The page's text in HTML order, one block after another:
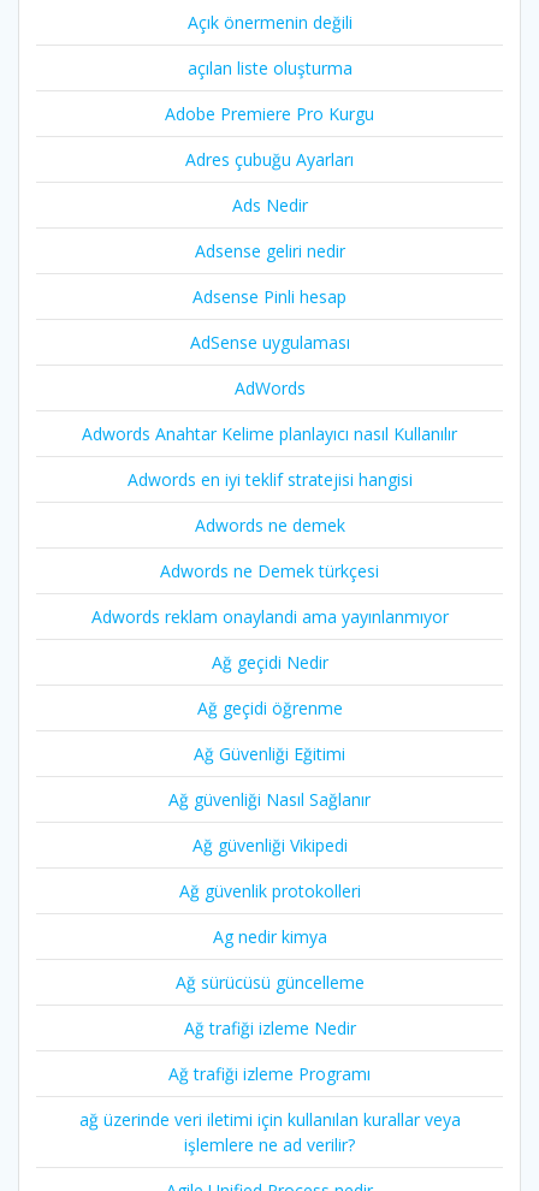
Açık önermenin değili
açılan liste oluşturma
Adobe Premiere Pro Kurgu
Adres çubuğu Ayarları
Ads Nedir
Adsense geliri nedir
Adsense Pinli hesap
AdSense uygulaması
AdWords
Adwords Anahtar Kelime planlayıcı nasıl Kullanılır
Adwords en iyi teklif stratejisi hangisi
Adwords ne demek
Adwords ne Demek türkçesi
Adwords reklam onaylandi ama yayınlanmıyor
Ağ geçidi Nedir
Ağ geçidi öğrenme
Ağ Güvenliği Eğitimi
Ağ güvenliği Nasıl Sağlanır
Ağ güvenliği Vikipedi
Ağ güvenlik protokolleri
Ag nedir kimya
Ağ sürücüsü güncelleme
Ağ trafiği izleme Nedir
Ağ trafiği izleme Programı
ağ üzerinde veri iletimi için kullanılan kurallar veya
işlemlere ne ad verilir?